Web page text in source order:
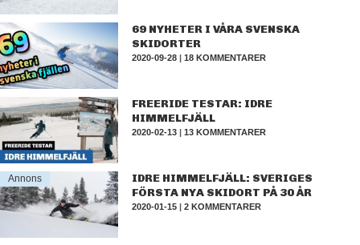
69 NYHETER I VÅRA SVENSKA
SKIDORTER
2020-09-28 |18 KOMMENTARER
FREERIDE TESTAR: IDRE
HIMMELFJÄLL
2020-02-13 |13 KOMMENTARER
Annons
IDRE HIMMELFJÄLL: SVERIGES
FÖRSTA NYA SKIDORT PÅ 30 ÅR
2020-01-15 |2 KOMMENTARER